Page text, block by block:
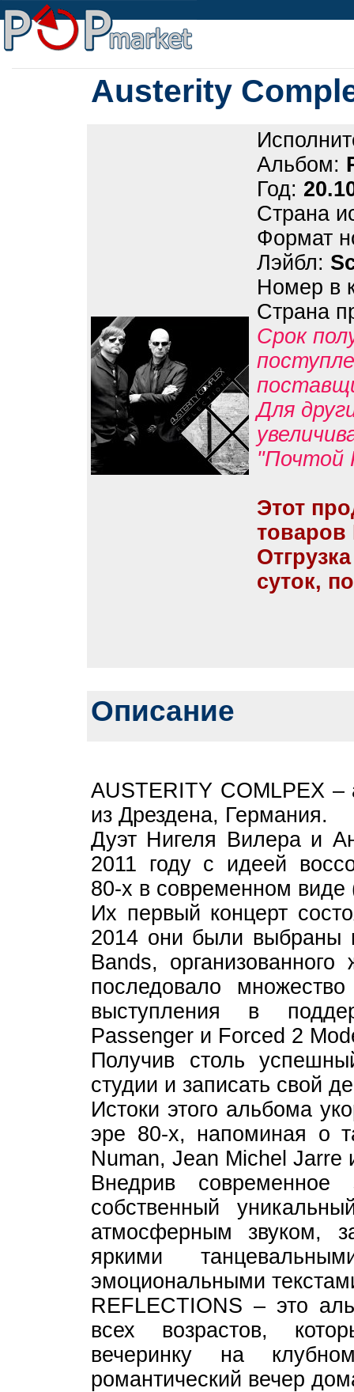
Austerity
Альбом:
Год:
Страна
Формат
Лэйбл:
Номер в
Страна
Срок
Для
"Почтой
Этот
товаров
суток,
Описание
AUSTERITY COMLPEX –
из Дрездена, Германия.
Дуэт Нигеля Вилера и
2011 году с идеей
80-х в современном виде
Их первый концерт
2014 они были выбраны
Bands,
последовало
выступления в
Passenger и Forced 2
Получив столь
студии и записать свой
Истоки этого альбома
эре 80-х, напоминая о
Numan, Jean Michel Jarre
Внедрив современное
собственный
атмосферным звуком,
яркими
эмоциональными
REFLECTIONS – это
всех возрастов,
вечеринку на
романтический вечер